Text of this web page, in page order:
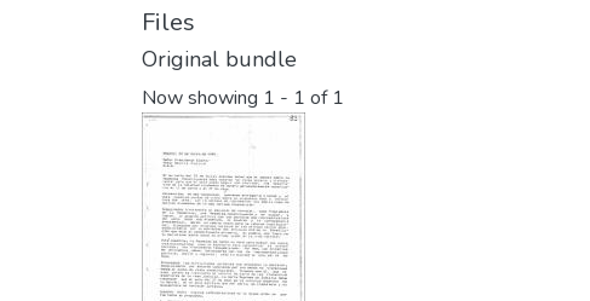
Files
Original bundle
Now showing 1 - 1 of 1